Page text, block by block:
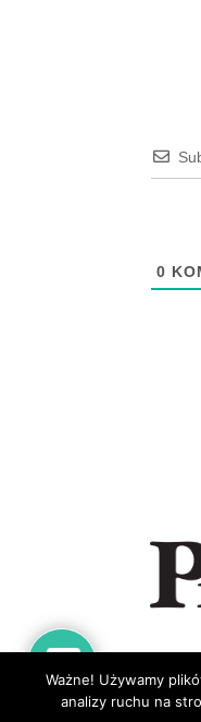
0
Ważne! Używamy
analizy ruchu na